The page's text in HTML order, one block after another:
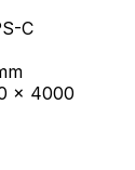
C
x 4000